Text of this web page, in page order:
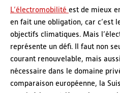
L’électromobilité est de mieux
en fait une obligation, car c’est
objectifs climatiques. Mais
représente un défi. Il faut non
courant renouvelable, mais
nécessaire dans le domaine
comparaison européenne, la